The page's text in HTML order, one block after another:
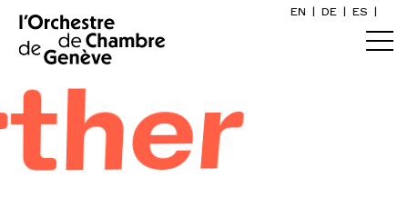
EN DE ES
Accueil
Calendrier